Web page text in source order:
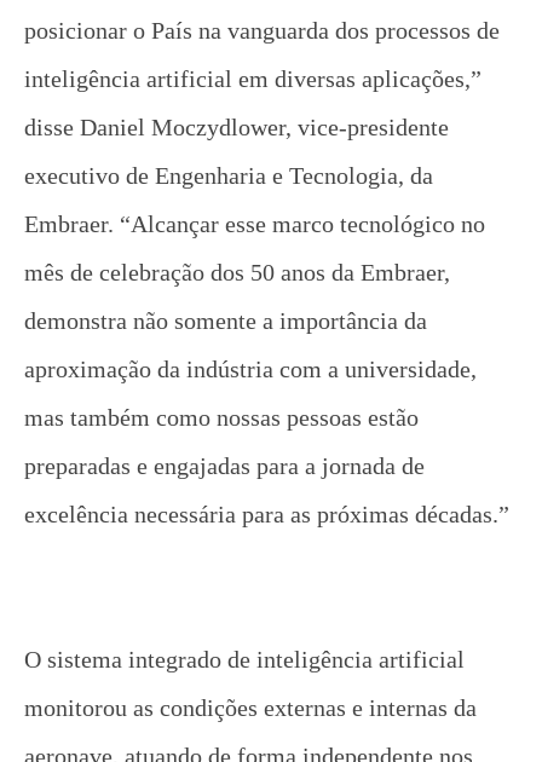
posicionar o País na vanguarda dos processos de
inteligência artificial em diversas aplicações,”
disse Daniel Moczydlower, vice-presidente
executivo de Engenharia e Tecnologia, da
Embraer. “Alcançar esse marco tecnológico no
mês de celebração dos 50 anos da Embraer,
demonstra não somente a importância da
aproximação da indústria com a universidade,
mas também como nossas pessoas estão
preparadas e engajadas para a jornada de
excelência necessária para as próximas décadas.”
O sistema integrado de inteligência artificial
monitorou as condições externas e internas da
aeronave, atuando de forma independente nos